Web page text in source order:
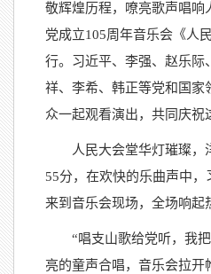
敬辉煌历程，嘹亮歌声唱响
党成立105周年音乐会《人
行。习近平、李强、赵乐际
祥、李希、韩正等党和国家
众一起观看演出，共同庆祝
人民大会堂华灯璀璨，
55分，在欢快的乐曲声中
来到音乐会现场，全场响起
“唱支山歌给党听，我
亮的童声合唱，音乐会拉开